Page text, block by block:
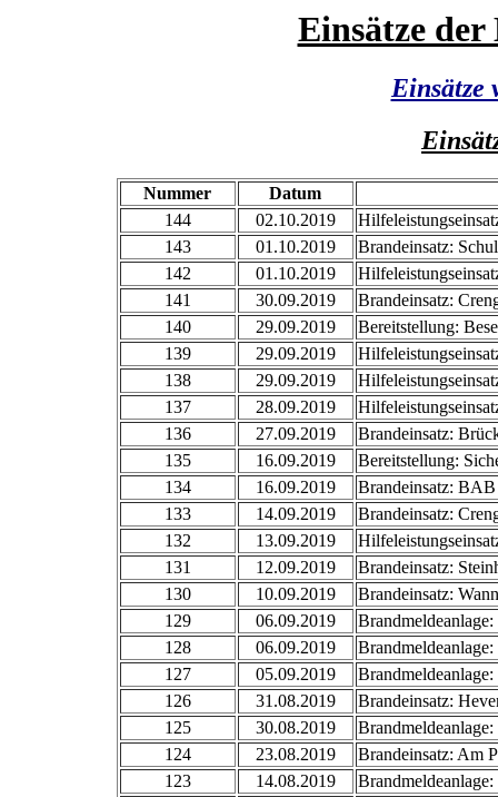
Einsätze der
Einsätze
Nummer
Datum
144
02.10.2019
143
01.10.2019
Brandeinsatz:
142
01.10.2019
141
30.09.2019
Brandeinsatz:
140
29.09.2019
Bereitstellung:
139
29.09.2019
138
29.09.2019
137
28.09.2019
136
27.09.2019
Brandeinsatz:
135
16.09.2019
Bereitstellung:
134
16.09.2019
Brandeinsatz:
133
14.09.2019
Brandeinsatz:
132
13.09.2019
131
12.09.2019
Brandeinsatz:
130
10.09.2019
Brandeinsatz:
129
06.09.2019
Brandmeldeanlage:
128
06.09.2019
Brandmeldeanlage:
127
05.09.2019
126
31.08.2019
Brandeinsatz:
125
30.08.2019
124
23.08.2019
Brandeinsatz: Am
123
14.08.2019
Brandmeldeanlage: